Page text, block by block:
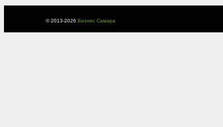
© 2013-2026 Бизнес Самара